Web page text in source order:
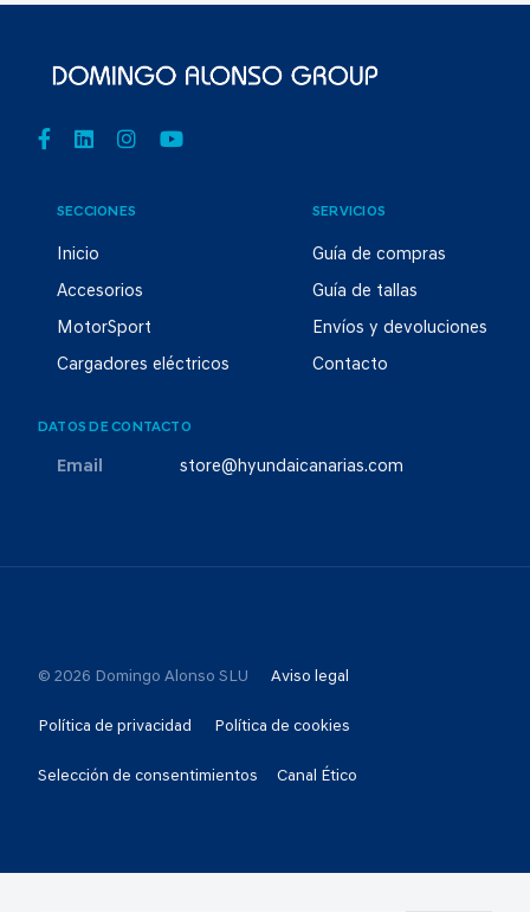
SECCIONES
Inicio
Accesorios
MotorSport
Cargadores eléctricos
SERVICIOS
Guía de compras
Guía de tallas
Envíos y devoluciones
Contacto
DATOS DE CONTACTO
Email store@hyundaicanarias.com
© 2026 Domingo Alonso SLU Aviso legal
Política de privacidad Política de cookies
Selección de consentimientos Canal Ético